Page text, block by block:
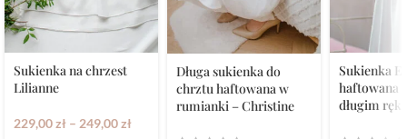
Sukienka na chrzest
Lilianne
229,00zł – 249,00zł
Długa sukienka do
chrztu haftowana w
rumianki – Christine
Sukienka
haftowana
długim